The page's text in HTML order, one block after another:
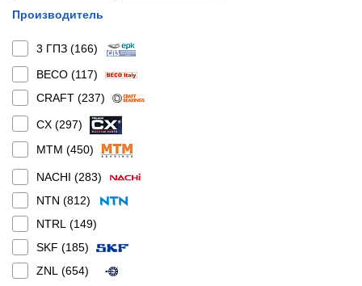
Производитель
3 ГПЗ (166)
BECO (117)
CRAFT (237)
CX (297)
MTM (450)
NACHI (283)
NTN (812)
NTRL (149)
SKF (185)
ZNL (654)